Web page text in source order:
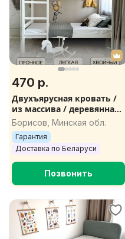
470 р.
Двухъярусная кровать /
из массива / деревянная /
доставка
Борисов, Минская обл.
Гарантия
Доставка по Беларуси
Позвонить